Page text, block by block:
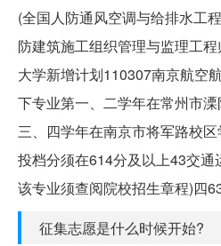
(全国人防通风空调与给排水工
防建筑施工组织管理与监理工
大学新增计划110307南京航空
下专业第一、二学年在常州市
三、四学年在南京市将军路校
投档分须在614分及以上43交
该专业须查阅院校招生章程)四
征集志愿是什么时候开始?